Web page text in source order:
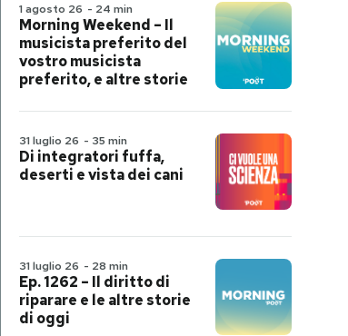
1 agosto 26 - 24 min
Morning Weekend – Il
musicista preferito del
vostro musicista
preferito, e altre storie
31 luglio 26 - 35 min
Di integratori fuffa,
deserti e vista dei cani
31 luglio 26 - 28 min
Ep. 1262 – Il diritto di
riparare e le altre storie
di oggi